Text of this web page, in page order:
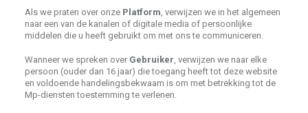
Als we praten over onze Platform, verwijzen we in het algemeen
naar een van de kanalen of digitale media of persoonlijke
middelen die u heeft gebruikt om met ons te communiceren.
Wanneer we spreken over Gebruiker, verwijzen we naar elke
persoon (ouder dan 16 jaar) die toegang heeft tot deze website
en voldoende handelingsbekwaam is om met betrekking tot de
Mp-diensten toestemming te verlenen.